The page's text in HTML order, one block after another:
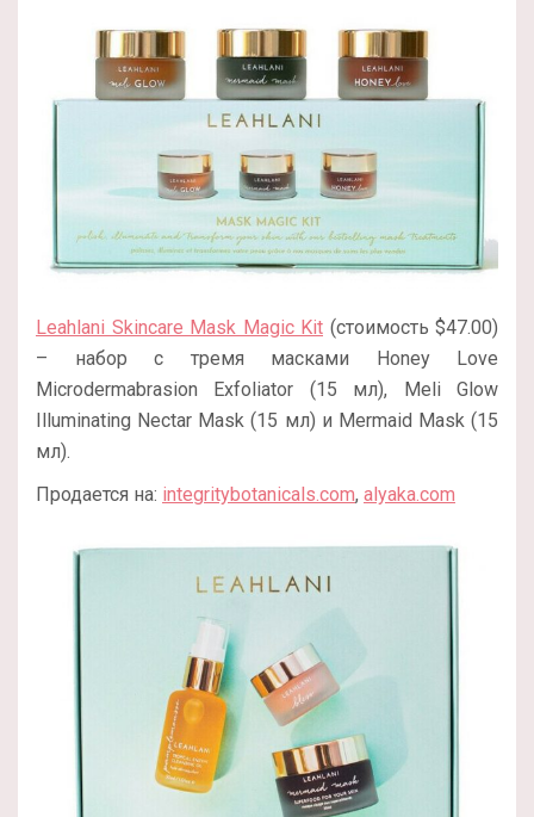
Leahlani Skincare Mask Magic Kit (стоимость $47.00)
– набор с тремя масками Honey Love
Microdermabrasion Exfoliator (15 мл), Meli Glow
Illuminating Nectar Mask (15 мл) и Mermaid Mask (15
мл).
Продается на: integritybotanicals.com, alyaka.com